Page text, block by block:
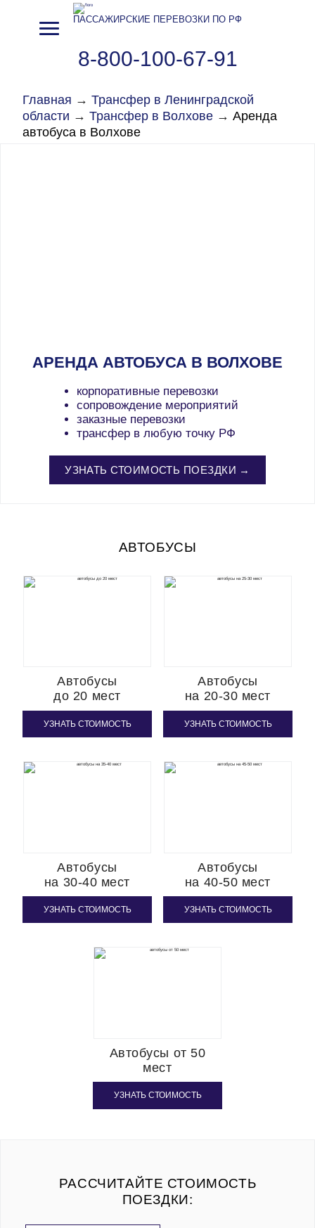
ПАССАЖИРСКИЕ ПЕРЕВОЗКИ ПО РФ
8-800-100-67-91
Главная → Трансфер в Ленинградской
области → Трансфер в Волхове → Аренда
автобуса в Волхове
АРЕНДА АВТОБУСА В ВОЛХОВЕ
корпоративные перевозки
сопровождение мероприятий
заказные перевозки
трансфер в любую точку РФ
УЗНАТЬ СТОИМОСТЬ ПОЕЗДКИ →
АВТОБУСЫ
Автобусы
до 20 мест
УЗНАТЬ СТОИМОСТЬ
Автобусы
на 20-30 мест
УЗНАТЬ СТОИМОСТЬ
Автобусы
на 30-40 мест
УЗНАТЬ СТОИМОСТЬ
Автобусы
на 40-50 мест
УЗНАТЬ СТОИМОСТЬ
Автобусы от 50
мест
УЗНАТЬ СТОИМОСТЬ
РАССЧИТАЙТЕ СТОИМОСТЬ
ПОЕЗДКИ: